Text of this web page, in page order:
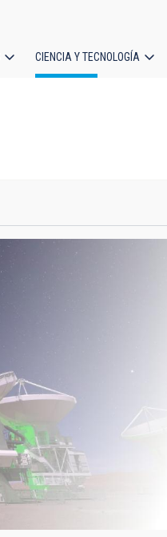
CIENCIA Y TECNOLOGÍA